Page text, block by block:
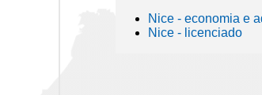
Nice - economia e
Nice - licenciado